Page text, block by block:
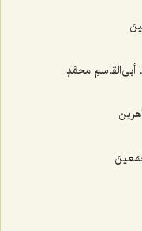
أبی‌القاسمِ محمَّدٍ